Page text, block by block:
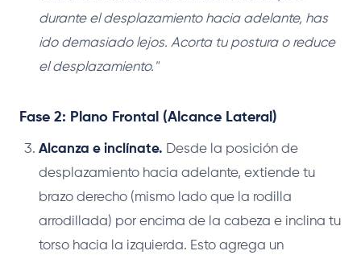
durante el desplazamiento hacia adelante, has
ido demasiado lejos. Acorta tu postura o reduce
el desplazamiento."
Fase 2: Plano Frontal (Alcance Lateral)
Alcanza e inclínate. Desde la posición de
desplazamiento hacia adelante, extiende tu
brazo derecho (mismo lado que la rodilla
arrodillada) por encima de la cabeza e inclina tu
torso hacia la izquierda. Esto agrega un